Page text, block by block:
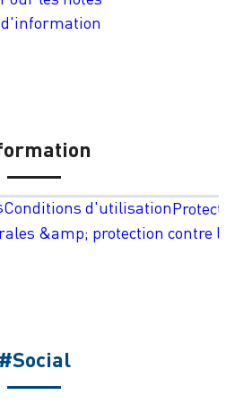
Conditions d'utilisation
&amp; protection contre
#Social